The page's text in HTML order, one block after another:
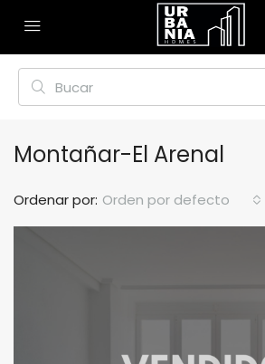
Montañar-El Arenal
Ordenar por: Orden por defecto